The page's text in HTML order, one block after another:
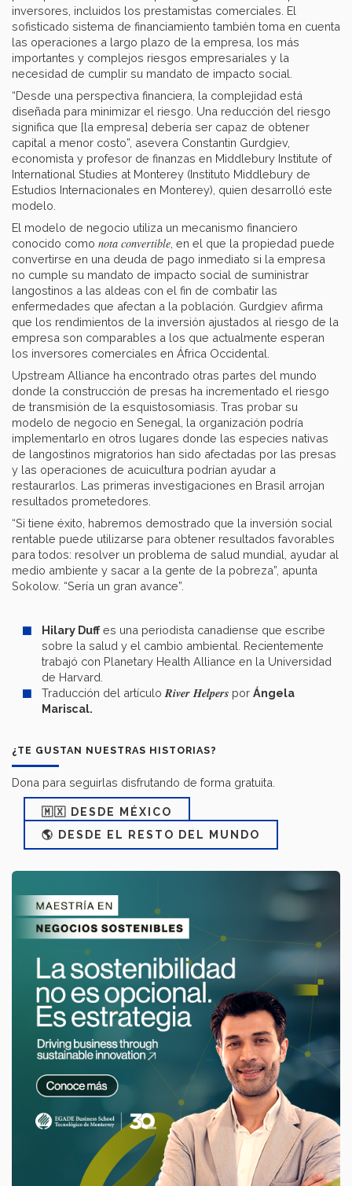
inversores, incluidos los prestamistas comerciales. El
sofisticado sistema de financiamiento también toma en cuenta
las operaciones a largo plazo de la empresa, los más
importantes y complejos riesgos empresariales y la
necesidad de cumplir su mandato de impacto social.
“Desde una perspectiva financiera, la complejidad está
diseñada para minimizar el riesgo. Una reducción del riesgo
significa que [la empresa] debería ser capaz de obtener
capital a menor costo”, asevera Constantin Gurdgiev,
economista y profesor de finanzas en Middlebury Institute of
International Studies at Monterey (Instituto Middlebury de
Estudios Internacionales en Monterey), quien desarrolló este
modelo.
El modelo de negocio utiliza un mecanismo financiero
conocido como nota convertible, en el que la propiedad puede
convertirse en una deuda de pago inmediato si la empresa
no cumple su mandato de impacto social de suministrar
langostinos a las aldeas con el fin de combatir las
enfermedades que afectan a la población. Gurdgiev afirma
que los rendimientos de la inversión ajustados al riesgo de la
empresa son comparables a los que actualmente esperan
los inversores comerciales en África Occidental.
Upstream Alliance ha encontrado otras partes del mundo
donde la construcción de presas ha incrementado el riesgo
de transmisión de la esquistosomiasis. Tras probar su
modelo de negocio en Senegal, la organización podría
implementarlo en otros lugares donde las especies nativas
de langostinos migratorios han sido afectadas por las presas
y las operaciones de acuicultura podrían ayudar a
restaurarlos. Las primeras investigaciones en Brasil arrojan
resultados prometedores.
“Si tiene éxito, habremos demostrado que la inversión social
rentable puede utilizarse para obtener resultados favorables
para todos: resolver un problema de salud mundial, ayudar al
medio ambiente y sacar a la gente de la pobreza”, apunta
Sokolow. “Sería un gran avance”.
Hilary Duffes una periodista canadiense que escribe
sobre la salud y el cambio ambiental. Recientemente
trabajó con Planetary Health Alliance en la Universidad
de Harvard.
Traducción del artículoRiver Helpers por Ángela
Mariscal.
¿TE GUSTAN NUESTRAS HISTORIAS?
Dona para seguirlas disfrutando de forma gratuita.
🇲🇽 DESDE MÉXICO
🌎 DESDE EL RESTO DEL MUNDO